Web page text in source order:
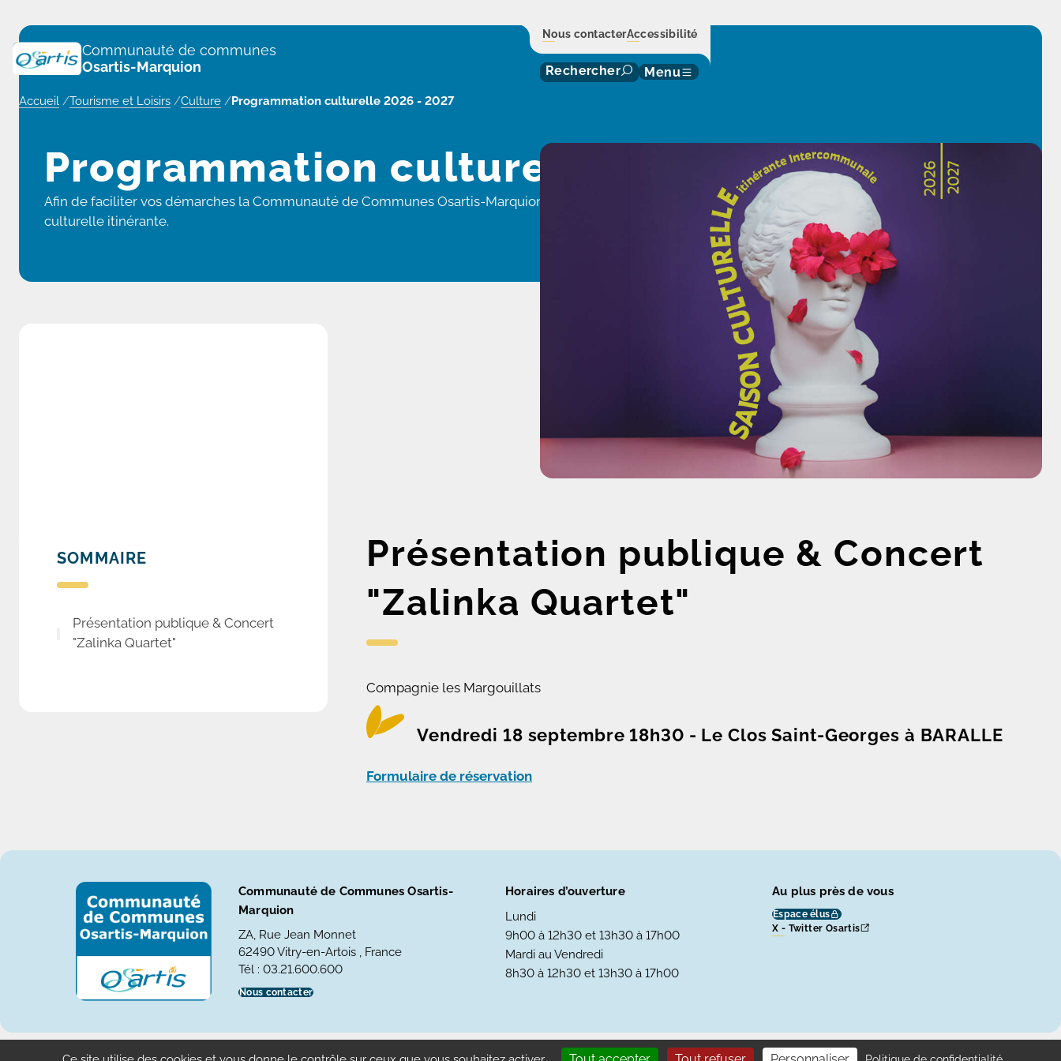
Communauté de communes
Osartis-Marquion
Nous contacterAccessibilité
Rechercher Menu
Accueil /Tourisme et Loisirs /Culture /Programmation culturelle 2026 - 2027
Programmation culturelle 2026 - 2027
Afin de faciliter vos démarches la Communauté de Communes Osartis-Marquion vous propose de réserver en ligne vos places pour sa saison
culturelle itinérante.
SOMMAIRE
Présentation publique & Concert
"Zalinka Quartet"
Présentation publique & Concert
"Zalinka Quartet"
Compagnie les Margouillats
Vendredi 18 septembre 18h30 - Le Clos Saint-Georges à BARALLE
Formulaire de réservation
Communauté de Communes Osartis-
Marquion
ZA, Rue Jean Monnet
62490 Vitry-en-Artois , France
Tél : 03.21.600.600
Nous contacter
Horaires d’ouverture
Lundi
9h00 à 12h30 et 13h30 à 17h00
Mardi au Vendredi
8h30 à 12h30 et 13h30 à 17h00
Au plus près de vous
Espace élus
X - Twitter Osartis
Plan du site Gestion des cookies Mentions Légales Accessibilité : partiellement conforme Un site produit par